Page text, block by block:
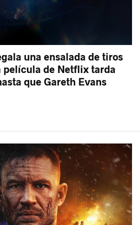
una ensalada de tiros
película de Netflix tarda
que Gareth Evans